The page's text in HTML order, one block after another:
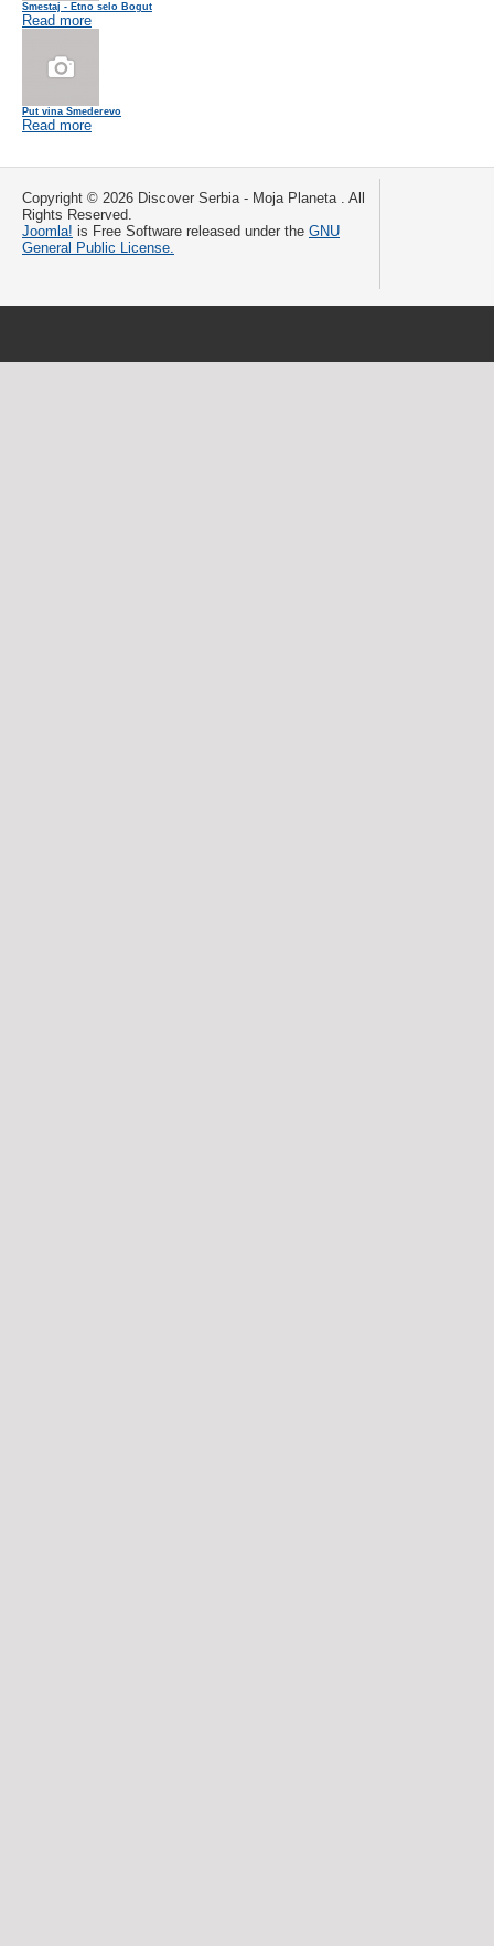
Smestaj - Etno selo Bogut
Read more
Put vina Smederevo
Read more
Copyright © 2026 Discover Serbia - Moja Planeta . All
Rights Reserved.
Joomla! is Free Software released under the GNU
General Public License.